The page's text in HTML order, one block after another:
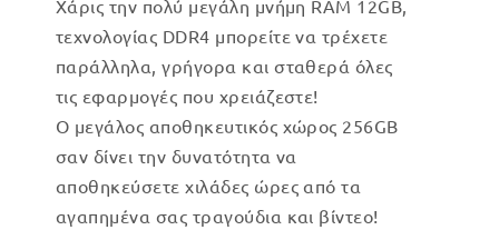
Χάρις την πολύ μεγάλη μνήμη RAM 12GB,
τεχνολογίας DDR4 μπορείτε να τρέχετε
παράλληλα, γρήγορα και σταθερά όλες
τις εφαρμογές που χρειάζεστε!
Ο μεγάλος αποθηκευτικός χώρος 256GB
σαν δίνει την δυνατότητα να
αποθηκεύσετε χιλάδες ώρες από τα
αγαπημένα σας τραγούδια και βίντεο!